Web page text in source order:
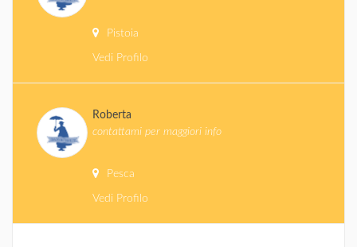
Pistoia
Vedi Profilo
Roberta
contattami per maggiori info
Pesca
Vedi Profilo